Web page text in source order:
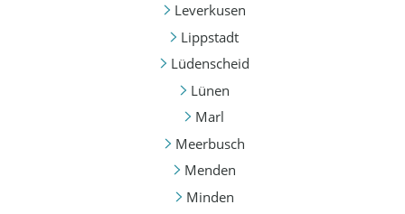
Leverkusen
Lippstadt
Lüdenscheid
Lünen
Marl
Meerbusch
Menden
Minden